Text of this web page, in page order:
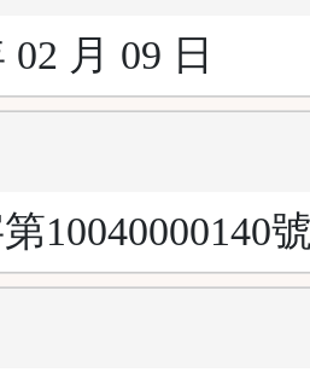
02 月 09 日
10040000140